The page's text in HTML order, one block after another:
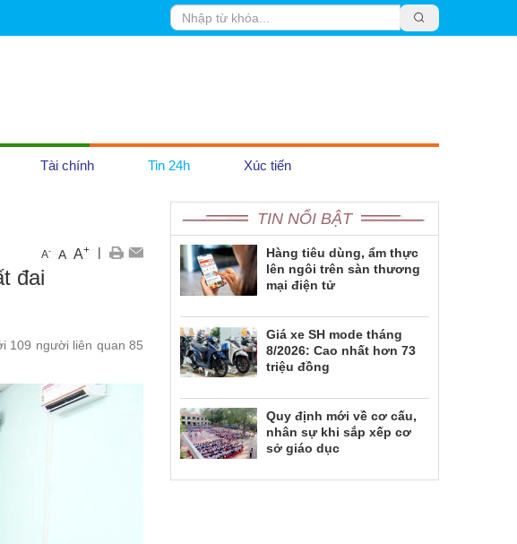
Tài chính Tin 24h
Trái Đất Xanh
Emagazine
Xúc tiến
Pháp luật
A- A A+ |
đai
109 người liên quan 85
TIN NỔI BẬT
Hàng tiêu dùng, ẩm thực
lên ngôi trên sàn thương
mại điện tử
Giá xe SH mode tháng
8/2026: Cao nhất hơn 73
triệu đồng
Quy định mới về cơ cấu,
nhân sự khi sắp xếp cơ
sở giáo dục